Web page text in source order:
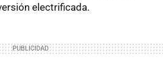
electrificada.